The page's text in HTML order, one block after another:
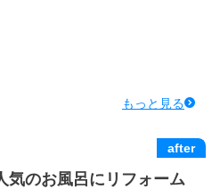
もっと見る
after
気のお風呂にリフォーム